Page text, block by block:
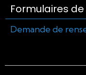
Formulaires
Demande de